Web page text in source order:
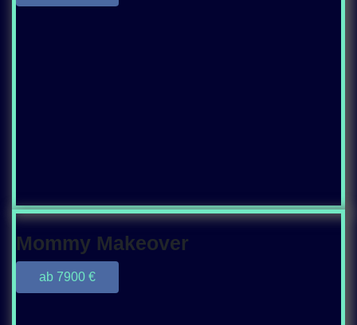
Mommy Makeover
ab 7900 €